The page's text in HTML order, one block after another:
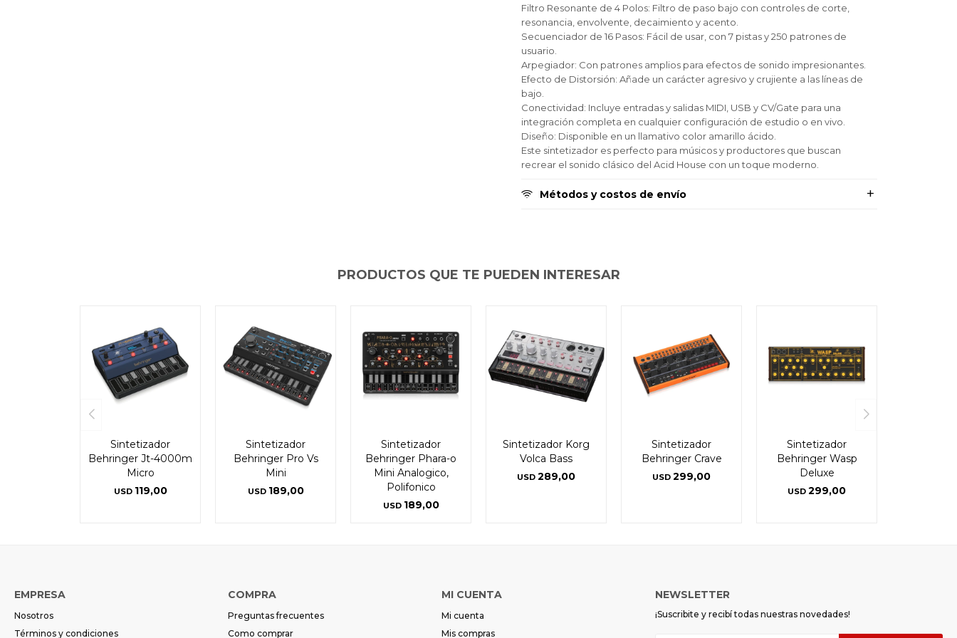
Filtro Resonante de 4 Polos: Filtro de paso bajo con controles de corte,
resonancia, envolvente, decaimiento y acento.
Secuenciador de 16 Pasos: Fácil de usar, con 7 pistas y 250 patrones de
usuario.
Arpegiador: Con patrones amplios para efectos de sonido impresionantes.
Efecto de Distorsión: Añade un carácter agresivo y crujiente a las líneas de
bajo.
Conectividad: Incluye entradas y salidas MIDI, USB y CV/Gate para una
integración completa en cualquier configuración de estudio o en vivo.
Diseño: Disponible en un llamativo color amarillo ácido.
Este sintetizador es perfecto para músicos y productores que buscan
recrear el sonido clásico del Acid House con un toque moderno.
Métodos y costos de envío
PRODUCTOS QUE TE PUEDEN INTERESAR
Sintetizador
Behringer Jt-4000m
Micro
USD 119,00
Sintetizador
Behringer Pro Vs
Mini
USD 189,00
Sintetizador
Behringer Phara-o
Mini Analogico,
Polifonico
USD 189,00
Sintetizador Korg
Volca Bass
USD 289,00
Sintetizador
Behringer Crave
USD 299,00
Sintetizador
Behringer Wasp
Deluxe
USD 299,00
Elegís Pago Después como metodo de pago
* sujeto a aprobación crediticia. El monto disponible
EMPRESA
Nosotros
Términos y condiciones
COMPRA
Preguntas frecuentes
Como comprar
MI CUENTA
Mi cuenta
Mis compras
NEWSLETTER
¡Suscribite y recibí todas nuestras novedades!
Elegís Pago Después como metodo de pago
* sujeto a aprobación crediticia. El monto disponible
Elegís Pago Después como metodo de pago
* sujeto a aprobación crediticia. El monto disponible